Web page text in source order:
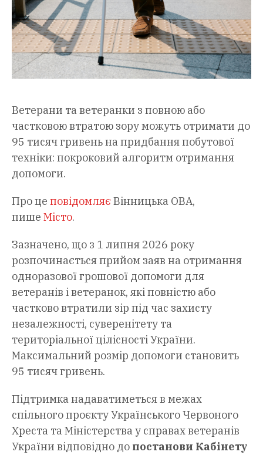
Ветерани та ветеранки з повною або
частковою втратою зору можуть отримати до
95 тисяч гривень на придбання побутової
техніки: покроковий алгоритм отримання
допомоги.
Про це повідомляє Вінницька ОВА,
пише Місто.
Зазначено, що з 1 липня 2026 року
розпочинається прийом заяв на отримання
одноразової грошової допомоги для
ветеранів і ветеранок, які повністю або
частково втратили зір під час захисту
незалежності, суверенітету та
територіальної цілісності України.
Максимальний розмір допомоги становить
95 тисяч гривень.
Підтримка надаватиметься в межах
спільного проєкту Українського Червоного
Хреста та Міністерства у справах ветеранів
України відповідно до постанови Кабінету